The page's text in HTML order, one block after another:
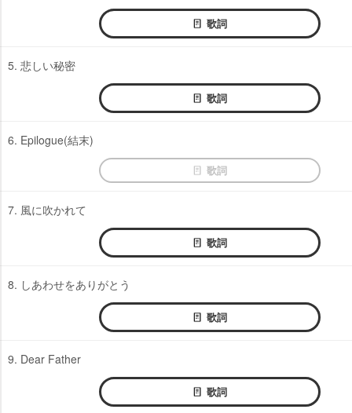
歌詞
5. 悲しい秘密
歌詞
6. Epilogue(結末)
歌詞
7. 風に吹かれて
歌詞
8. しあわせをありがとう
歌詞
9. Dear Father
歌詞